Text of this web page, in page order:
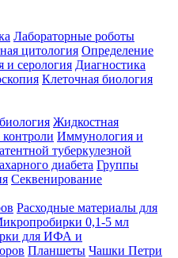
Лабораторные роботы
цитология Определение
и серология Диагностика
Клеточная биология
Жидкостная
Иммунология и
туберкулезной
диабета Группы
Секвенирование
Расходные материалы для
0,1-5 мл
для ИФА и
Планшеты Чашки Петри